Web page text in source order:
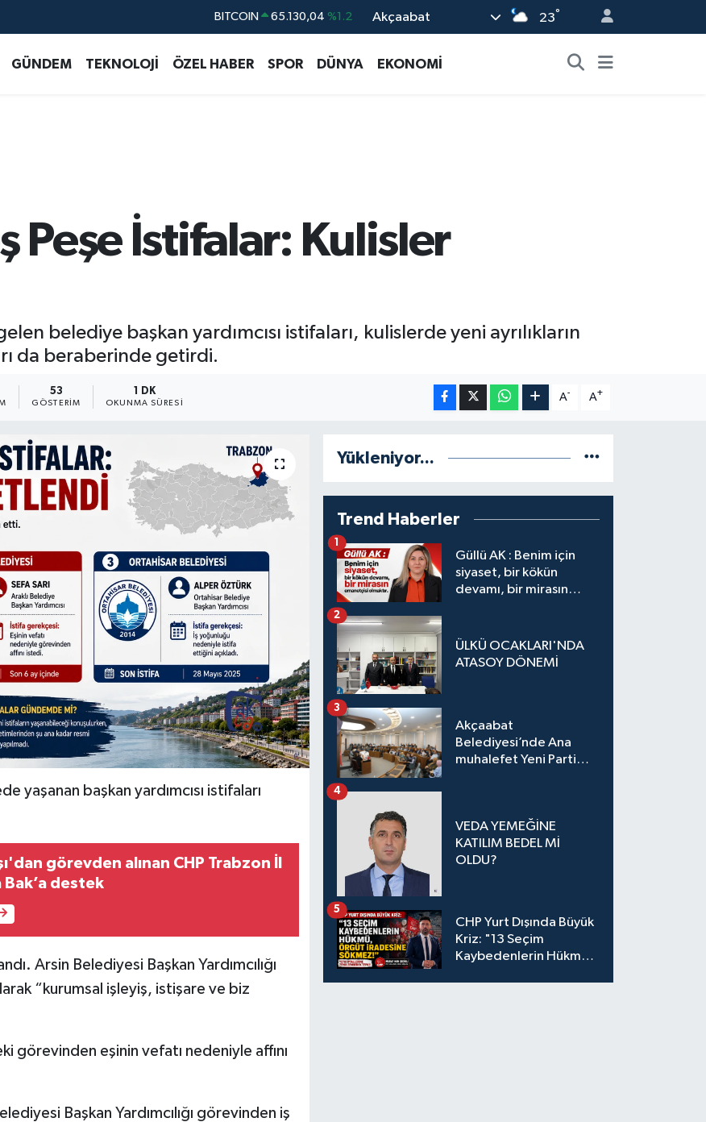
BITCOIN 65.130,04 %1.2 Akçaabat 23°
GÜNDEM TEKNOLOJİ ÖZEL HABER SPOR DÜNYA EKONOMİ
Peşe İstifalar: Kulisler
belediye başkan yardımcısı istifaları, kulislerde yeni ayrılıkların
da beraberinde getirdi.
53
GÖSTERIM
1 DK
OKUNMA SÜRESI
A- A+
yaşanan başkan yardımcısı istifaları
görevden alınan CHP Trabzon İl
Bak’a destek
Arsin Belediyesi Başkan Yardımcılığı
“kurumsal işleyiş, istişare ve biz
görevinden eşinin vefatı nedeniyle affını
Başkan Yardımcılığı görevinden iş
Yükleniyor...
Trend Haberler
Güllü AK : Benim için
siyaset, bir kökün
devamı, bir mirasın
1
ÜLKÜ OCAKLARI'NDA
ATASOY DÖNEMİ
2
Akçaabat
Belediyesi’nde Ana
muhalefet Yeni Parti
3
VEDA YEMEĞİNE
KATILIM BEDEL Mİ
OLDU?
4
CHP Yurt Dışında Büyük
Kriz: "13 Seçim
Kaybedenlerin Hükmü,
5